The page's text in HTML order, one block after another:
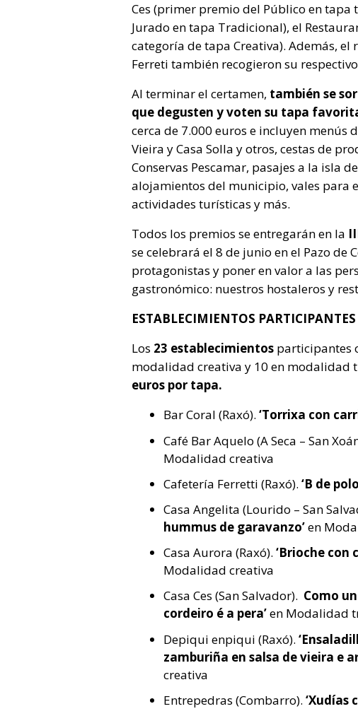
Ces (primer premio del Público en
Jurado en tapa Tradicional), el
categoría de tapa Creativa). Además,
Ferreti también recogieron su
Al terminar el certamen, también se
que degusten y voten su tapa
cerca de 7.000 euros e incluyen menús
Vieira y Casa Solla y otros, cestas de
Conservas Pescamar, pasajes a la isla
alojamientos del municipio, vales para
actividades turísticas y más.
Todos los premios se entregarán en la
se celebrará el 8 de junio en el Pazo de
protagonistas y poner en valor a las
gastronómico: nuestros hostaleros y
ESTABLECIMIENTOS PARTICIPANTES
Los 23 establecimientos participantes
modalidad creativa y 10 en modalidad
euros por tapa.
Bar Coral (Raxó). ‘Torrixa con
Café Bar Aquelo (A Seca – San
Modalidad creativa
Cafetería Ferretti (Raxó). ‘B de
Casa Angelita (Lourido – San
hummus de garavanzo’en
Casa Aurora (Raxó). ‘Brioche con
Modalidad creativa
Casa Ces (San Salvador). Como
cordeiro é a pera’en Modalidad
Depiqui enpiqui (Raxó).
zamburiña en salsa de vieira e
creativa
Entrepedras (Combarro). ‘Xudías